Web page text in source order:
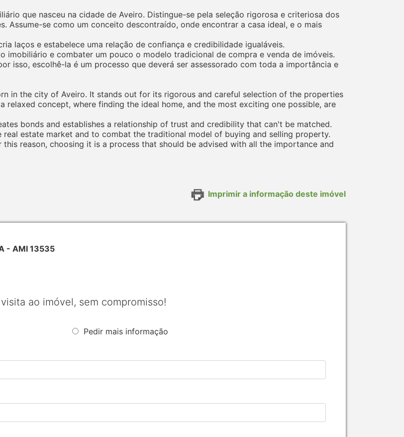
que nasceu na cidade de Aveiro. Distingue-se pela seleção rigorosa e criteriosa dos
Assume-se como um conceito descontraído, onde encontrar a casa ideal, e o mais
laços e estabelece uma relação de confiança e credibilidade igualáveis.
imobiliário e combater um pouco o modelo tradicional de compra e venda de imóveis.
isso, escolhê-la é um processo que deverá ser assessorado com toda a importância e
in the city of Aveiro. It stands out for its rigorous and careful selection of the properties
relaxed concept, where finding the ideal home, and the most exciting one possible, are
bonds and establishes a relationship of trust and credibility that can't be matched.
estate market and to combat the traditional model of buying and selling property.
reason, choosing it is a process that should be advised with all the importance and
Imprimir a informação deste imóvel
- AMI 13535
ao imóvel, sem compromisso!
Pedir mais informação